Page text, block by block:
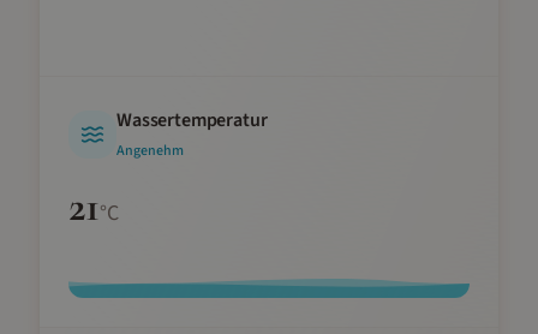
Wassertemperatur
Angenehm
21°C